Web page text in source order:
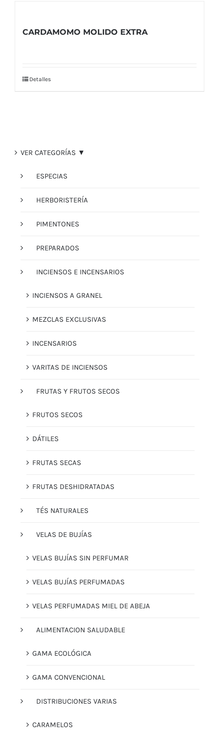
CARDAMOMO MOLIDO EXTRA
Detalles
VER CATEGORÍAS ▼
ESPECIAS
HERBORISTERÍA
PIMENTONES
PREPARADOS
INCIENSOS E INCENSARIOS
INCIENSOS A GRANEL
MEZCLAS EXCLUSIVAS
INCENSARIOS
VARITAS DE INCIENSOS
FRUTAS Y FRUTOS SECOS
FRUTOS SECOS
DÁTILES
FRUTAS SECAS
FRUTAS DESHIDRATADAS
TÉS NATURALES
VELAS DE BUJÍAS
VELAS BUJÍAS SIN PERFUMAR
VELAS BUJÍAS PERFUMADAS
VELAS PERFUMADAS MIEL DE ABEJA
ALIMENTACION SALUDABLE
GAMA ECOLÓGICA
GAMA CONVENCIONAL
DISTRIBUCIONES VARIAS
CARAMELOS